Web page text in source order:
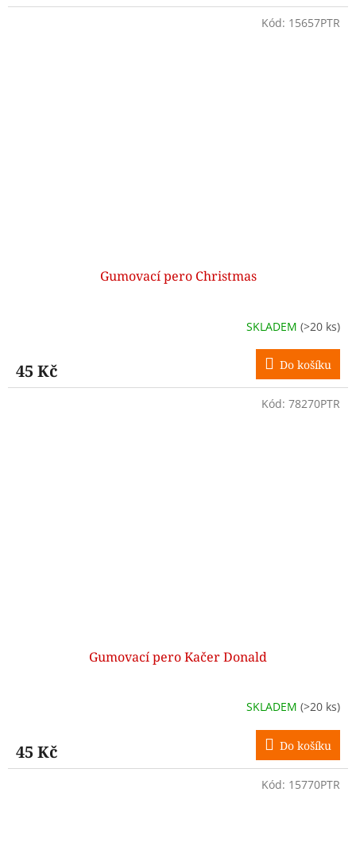
Gumovací pero Christmas
SKLADEM (>20 ks)
45 Kč Do košíku
Kód: 15657PTR
Gumovací pero Kačer Donald
SKLADEM (>20 ks)
45 Kč Do košíku
Kód: 78270PTR
Kód: 15770PTR